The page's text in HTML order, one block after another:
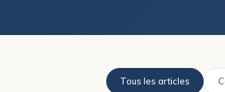
Tous les articles